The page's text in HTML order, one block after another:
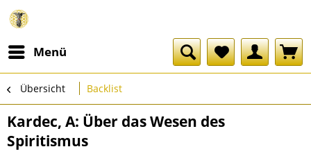
Menü
Übersicht Backlist
Kardec, A: Über das Wesen des
Spiritismus